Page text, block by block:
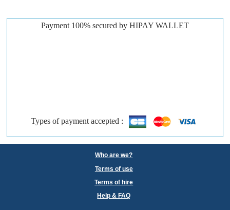
Payment 100% secured by HIPAY WALLET
Types of payment accepted :
Who are we?
Terms of use
Terms of hire
Help & FAQ